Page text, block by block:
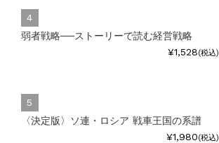
弱者戦略──ストーリーで読む経営戦略
¥1,528(税込)
〈決定版〉ソ連・ロシア 戦車王国の系譜
¥1,980(税込)